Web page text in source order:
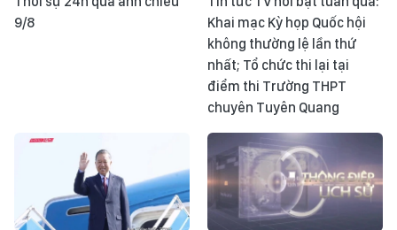
9/8
Khai mạc Kỳ họp Quốc hội
không thường lệ lần thứ
nhất; Tổ chức thi lại tại
điểm thi Trường THPT
chuyên Tuyên Quang